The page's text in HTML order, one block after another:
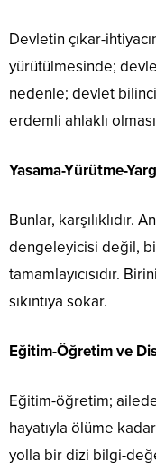
Devletin çıkar-
yürütülmesinde;
nedenle; devlet
erdemli ahlaklı
Yasama-Yürütme-
Bunlar, karşılıklıdır.
dengeleyicisi değil,
tamamlayıcısıdır.
sıkıntıya sokar.
Eğitim-Öğretim ve
Eğitim-öğretim;
hayatıyla ölüme
yolla bir dizi bilgi-